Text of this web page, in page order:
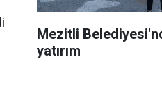
Mezitli
yatırım